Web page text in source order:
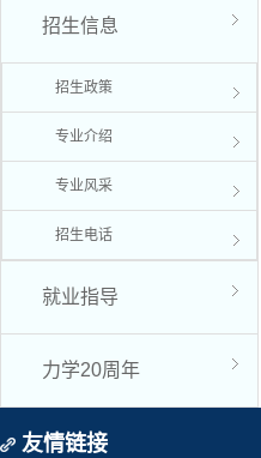
招生信息
招生政策
专业介绍
专业风采
招生电话
就业指导
力学20周年
友情链接